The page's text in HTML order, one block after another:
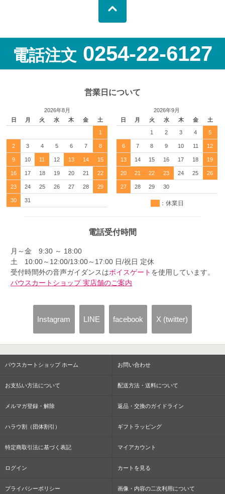
電話注文 0254-22-6127
営業日について
2026年8月
日
月 火 水 木 金 土
1
2 3 4 5 6 7 8
9 10 11 12 13 14 15
16 17 18 19 20 21 22
23 24 25 26 27 28 29
30 31
2026年9月
日
月 火 水 木 金 土
1 2 3 4 5
6 7 8 9 10 11 12
13 14 15 16 17 18 19
20 21 22 23 24 25 26
27 28 29 30
：休業日
電話受付時間
月～金 9:30 ～ 18:00
土 10:00～12:00/13:00～17:00 日/祝日 定休
受付時間外の音声ガイダンスはボイスゲート を使用しています。
パウスカートショップ 実店舗のご案内
Instagram LINE facebook X (twitter)
パウスカートショップ ホーム お問い合わせ
お支払い方法について 配送方法・送料について
メルマガ登録・解除 返品・交換のガイドライン
ハラウ割（団体割引） ギフトラッピング
特定商取引法に基づく表記 マイアカウント
ログイン カートを見る
プライバシーポリシー 画像・内容の二次利用について